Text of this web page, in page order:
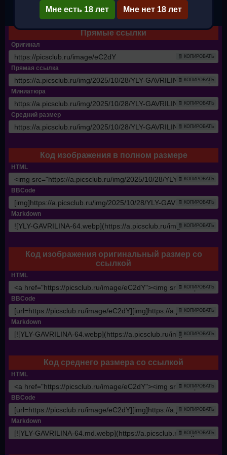
✔ Полный размер
Прямые ссылки
Оригинал
🧾 КОПИРОВАТЬ
Прямая ссылка
🧾 КОПИРОВАТЬ
Миниатюра
🧾 КОПИРОВАТЬ
Средний размер
🧾 КОПИРОВАТЬ
Код изображения в полном размере
HTML
🧾 КОПИРОВАТЬ
BBCode
🧾 КОПИРОВАТЬ
Markdown
🧾 КОПИРОВАТЬ
Код изображения оригинальный размер со
ссылкой
HTML
🧾 КОПИРОВАТЬ
BBCode
🧾 КОПИРОВАТЬ
Markdown
🧾 КОПИРОВАТЬ
Код среднего размера со ссылкой
HTML
🧾 КОПИРОВАТЬ
BBCode
🧾 КОПИРОВАТЬ
Markdown
🧾 КОПИРОВАТЬ
Мне есть 18 лет Мне нет 18 лет